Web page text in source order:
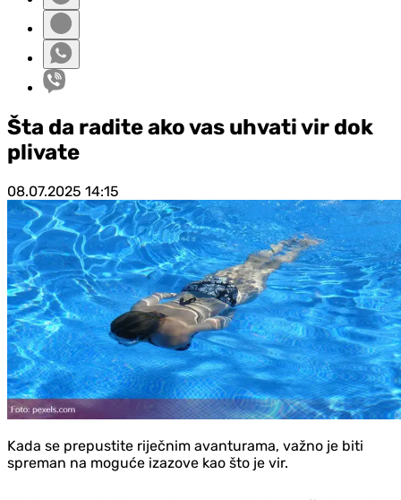
Šta da radite ako vas uhvati vir dok
plivate
08.07.2025 14:15
Kada se prepustite riječnim avanturama, važno je biti
spreman na moguće izazove kao što je vir.